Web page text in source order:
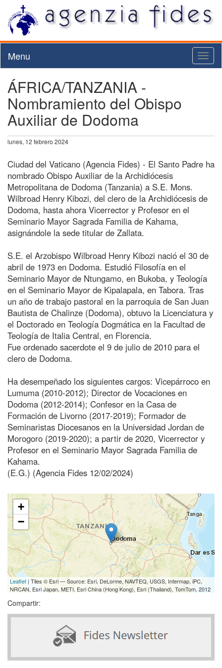
Menu
ÁFRICA/TANZANIA -
Nombramiento del Obispo
Auxiliar de Dodoma
lunes, 12 febrero 2024
Ciudad del Vaticano (Agencia Fides) - El Santo Padre ha
nombrado Obispo Auxiliar de la Archidiócesis
Metropolitana de Dodoma (Tanzania) a S.E. Mons.
Wilbroad Henry Kibozi, del clero de la Archidiócesis de
Dodoma, hasta ahora Vicerrector y Profesor en el
Seminario Mayor Sagrada Familia de Kahama,
asignándole la sede titular de Zallata.
S.E. el Arzobispo Wilbroad Henry Kibozi nació el 30 de
abril de 1973 en Dodoma. Estudió Filosofía en el
Seminario Mayor de Ntungamo, en Bukoba, y Teología
en el Seminario Mayor de Kipalapala, en Tabora. Tras
un año de trabajo pastoral en la parroquia de San Juan
Bautista de Chalinze (Dodoma), obtuvo la Licenciatura y
el Doctorado en Teología Dogmática en la Facultad de
Teología de Italia Central, en Florencia.
Fue ordenado sacerdote el 9 de julio de 2010 para el
clero de Dodoma.
Ha desempeñado los siguientes cargos: Vicepárroco en
Lumuma (2010-2012); Director de Vocaciones en
Dodoma (2012-2014); Confesor en la Casa de
Formación de Livorno (2017-2019); Formador de
Seminaristas Diocesanos en la Universidad Jordan de
Morogoro (2019-2020); a partir de 2020, Vicerrector y
Profesor en el Seminario Mayor Sagrada Familia de
Kahama.
(E.G.) (Agencia Fides 12/02/2024)
+
−
Leaflet | Tiles © Esri — Source: Esri, DeLorme, NAVTEQ, USGS, Intermap, iPC,
NRCAN, Esri Japan, METI, Esri China (Hong Kong), Esri (Thailand), TomTom, 2012
Compartir: